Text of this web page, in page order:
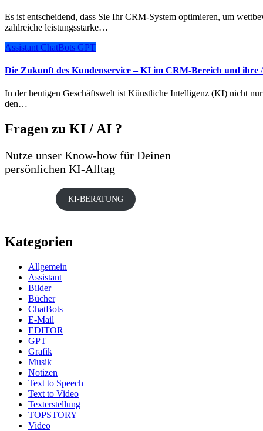
Es ist entscheidend, dass Sie Ihr CRM-System optimieren, um wettbewerbsfähig zu bleiben. Künstliche Intelligenz (KI) bietet
zahlreiche leistungsstarke…
Assistant ChatBots GPT
Die Zukunft des Kundenservice – KI im CRM-Bereich und ihre
In der heutigen Geschäftswelt ist Künstliche Intelligenz (KI) nicht nur ein Schlagwort, sondern eine transformative Kraft, die
den…
Fragen zu KI / AI ?
Nutze unser Know-how für Deinen
persönlichen KI-Alltag
KI-BERATUNG
Kategorien
Allgemein
Assistant
Bilder
Bücher
ChatBots
E-Mail
EDITOR
GPT
Grafik
Musik
Notizen
Text to Speech
Text to Video
Texterstellung
TOPSTORY
Video